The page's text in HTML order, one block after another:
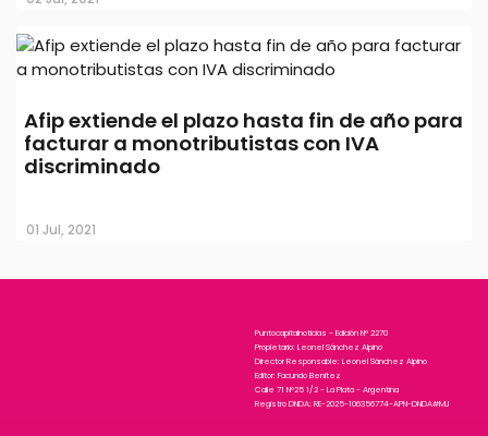
Afip extiende el plazo hasta fin de año para
facturar a monotributistas con IVA
discriminado
01 Jul, 2021
Puntocapitalnoticias - Edición N° 2270
Propietario: Leonel Sánchez Alpino
Director Responsable: Leonel Sánchez Alpino
Editor: Facundo Benitez
Calle 71 N°25 1/2 - La Plata - Argentina
Registro DNDA: RE-2025-106356774-APN-DNDA#MJ